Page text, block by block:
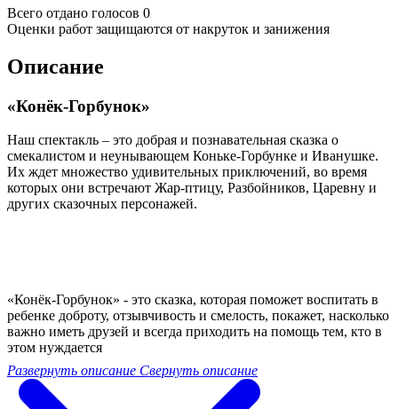
Всего отдано голосов 0
Оценки работ защищаются от накруток и занижения
Описание
«Конёк-Горбунок»
Наш спектакль – это добрая и познавательная сказка о
смекалистом и неунывающем Коньке-Горбунке и Иванушке.
Их ждет множество удивительных приключений, во время
которых они встречают Жар-птицу, Разбойников, Царевну и
других сказочных персонажей.
«Конёк-Горбунок» - это сказка, которая поможет воспитать в
ребенке доброту, отзывчивость и смелость, покажет, насколько
важно иметь друзей и всегда приходить на помощь тем, кто в
этом нуждается
Развернуть описание Свернуть описание